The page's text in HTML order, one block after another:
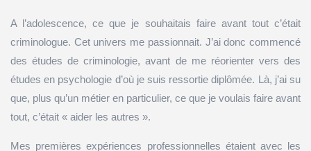
A l’adolescence, ce que je souhaitais faire avant tout c’était
criminologue. Cet univers me passionnait. J’ai donc commencé
des études de criminologie, avant de me réorienter vers des
études en psychologie d’où je suis ressortie diplômée. Là, j’ai su
que, plus qu’un métier en particulier, ce que je voulais faire avant
tout, c’était « aider les autres ».
Mes premières expériences professionnelles étaient avec les